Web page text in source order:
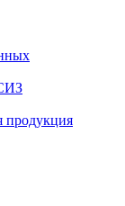
продукция